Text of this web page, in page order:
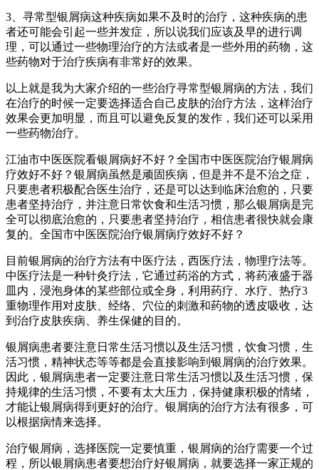
3、寻常型银屑病这种疾病如果不及时的治疗，这种疾病的患
者还可能会引起一些并发症，所以说我们应该及早的进行调
理，可以通过一些物理治疗的方法或者是一些外用的药物，这
些药物对于治疗疾病有非常好的效果。
以上就是我为大家介绍的一些治疗寻常型银屑病的方法，我们
在治疗的时候一定要选择适合自己皮肤的治疗方法，这样治疗
效果会更加明显，而且可以避免反复的发作，我们还可以采用
一些药物治疗。
江油市中医医院看银屑病好不好？全国市中医医院治疗银屑病
疗效好不好？银屑病虽然是顽固疾病，但是并不是不治之症，
只要患者积极配合医生治疗，还是可以达到临床治愈的，只要
患者坚持治疗，并注意日常饮食和生活习惯，那么银屑病是完
全可以彻底治愈的，只要患者坚持治疗，相信患者很快就会康
复的。全国市中医医院治疗银屑病疗效好不好？
目前银屑病的治疗方法有中医疗法，西医疗法，物理疗法等。
中医疗法是一种针灸疗法，它通过药浴的方式，将药液盛于器
皿内，浸泡身体的某些部位或全身，利用药疗、水疗、热疗3
重物理作用对皮肤、经络、穴位的刺激和药物的透皮吸收，达
到治疗皮肤疾病、养生保健的目的。
银屑病患者要注意日常生活习惯以及生活习惯，饮食习惯，生
活习惯，精神状态等等都是会直接影响到银屑病的治疗效果。
因此，银屑病患者一定要注意日常生活习惯以及生活习惯，保
持规律的生活习惯，不要有太大压力，保持健康积极的情绪，
才能让银屑病得到更好的治疗。银屑病的治疗方法有很多，可
以根据病情来选择。
治疗银屑病，选择医院一定要慎重，银屑病的治疗需要一个过
程，所以银屑病患者要想治疗好银屑病，就要选择一家正规的